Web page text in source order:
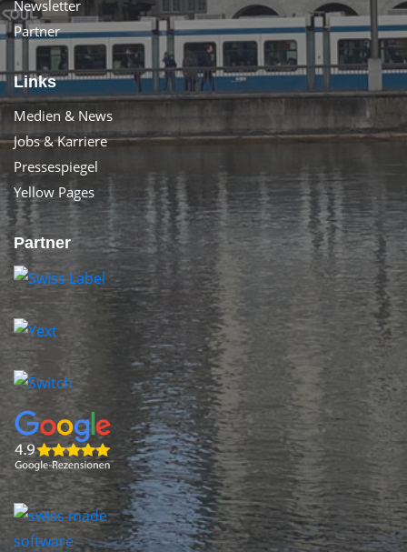
Newsletter
Partner
Links
Medien & News
Jobs & Karriere
Pressespiegel
Yellow Pages
Partner